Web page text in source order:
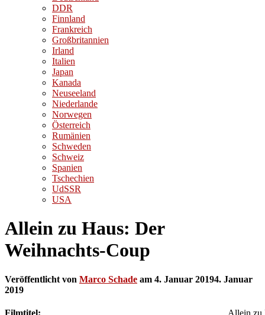
DDR
Finnland
Frankreich
Großbritannien
Irland
Italien
Japan
Kanada
Neuseeland
Niederlande
Norwegen
Österreich
Rumänien
Schweden
Schweiz
Spanien
Tschechien
UdSSR
USA
Allein zu Haus: Der
Weihnachts-Coup
Veröffentlicht von Marco Schade am 4. Januar 20194. Januar
2019